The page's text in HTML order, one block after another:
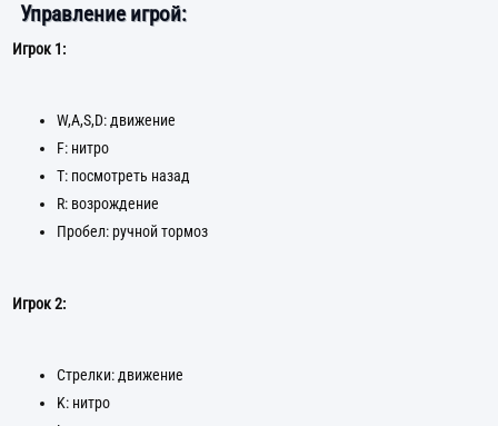
Управление игрой:
Игрок 1:
W,A,S,D: движение
F: нитро
T: посмотреть назад
R: возрождение
Пробел: ручной тормоз
Игрок 2:
Стрелки: движение
K: нитро